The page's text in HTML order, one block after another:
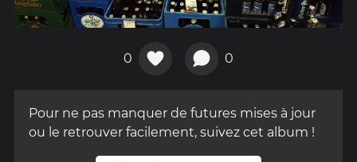
0 0
Pour ne pas manquer de futures mises à jour
ou le retrouver facilement, suivez cet album !